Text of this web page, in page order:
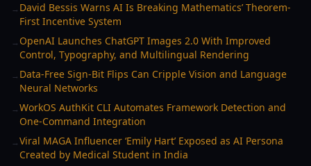
→ David Bessis Warns AI Is Breaking Mathematics’ Theorem-
First Incentive System
→ OpenAI Launches ChatGPT Images 2.0 With Improved
Control, Typography, and Multilingual Rendering
→ Data-Free Sign-Bit Flips Can Cripple Vision and Language
Neural Networks
→WorkOS AuthKit CLI Automates Framework Detection and
One-Command Integration
→Viral MAGA Influencer ‘Emily Hart’ Exposed as AI Persona
Created by Medical Student in India